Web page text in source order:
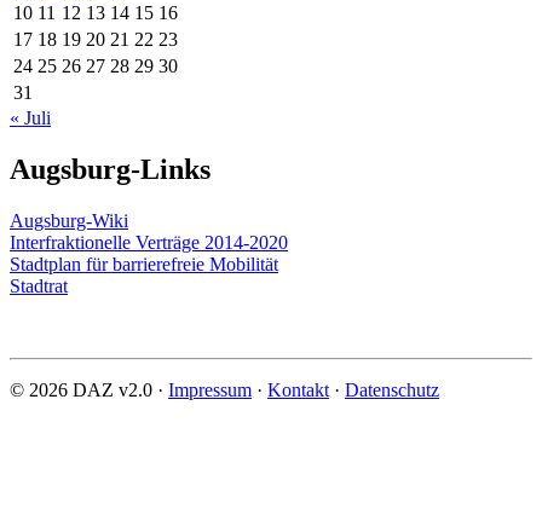
10 11 12 13 14 15 16
17 18 19 20 21 22 23
24 25 26 27 28 29 30
31
« Juli
Augsburg-Links
Augsburg-Wiki
Interfraktionelle Verträge 2014-2020
Stadtplan für barrierefreie Mobilität
Stadtrat
© 2026 DAZ v2.0 · Impressum · Kontakt · Datenschutz